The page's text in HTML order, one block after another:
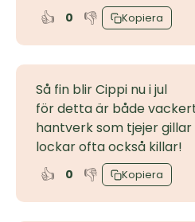
👍 0 👎 Kopiera
Så fin blir Cippi nu i jul
för detta är både
hantverk som tjejer gillar
lockar ofta också killar!
👍 0 👎 Kopiera